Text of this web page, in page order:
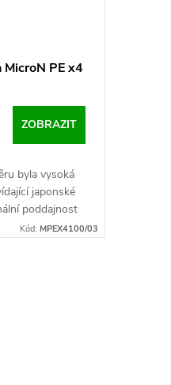
PE x4
ZOBRAZIT
byla vysoká
japonské
poddajnost
jemný rybolov (
Kód: MPEX4100/03